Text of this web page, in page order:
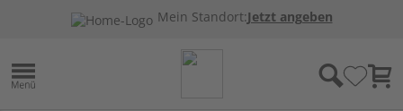
Mein Standort:Jetzt angeben